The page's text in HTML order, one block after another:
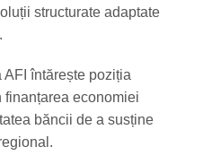
structurate adaptate
AFI întărește poziția
finanțarea economiei
băncii de a susține